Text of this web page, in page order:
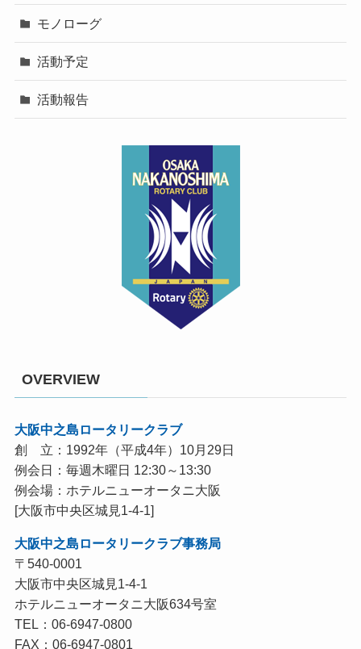
モノローグ
活動予定
活動報告
OVERVIEW
大阪中之島ロータリークラブ
創 立：1992年（平成4年）10月29日
例会日：毎週木曜日 12:30～13:30
例会場：ホテルニューオータニ大阪
[大阪市中央区城見1-4-1]
大阪中之島ロータリークラブ事務局
〒540-0001
大阪市中央区城見1-4-1
ホテルニューオータニ大阪634号室
TEL：06-6947-0800
FAX：06-6947-0801